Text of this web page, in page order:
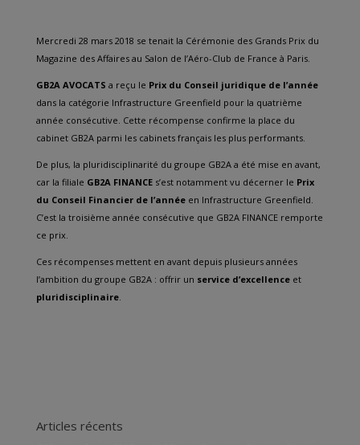
Mercredi 28 mars 2018 se tenait la Cérémonie des Grands Prix du
Magazine des Affaires au Salon de l’Aéro-Club de France à Paris.
GB2A AVOCATS a reçu le Prix du Conseil juridique de l’année
dans la catégorie Infrastructure Greenfield pour la quatrième
année consécutive. Cette récompense confirme la place du
cabinet GB2A parmi les cabinets français les plus performants.
De plus, la pluridisciplinarité du groupe GB2A a été mise en avant,
car la filiale GB2A FINANCEs’est notamment vu décerner le Prix
du Conseil Financier de l’annéeen Infrastructure Greenfield.
C’est la troisième année consécutive que GB2A FINANCE remporte
ce prix.
Ces récompenses mettent en avant depuis plusieurs années
l’ambition du groupe GB2A : offrir un service d’excellenceet
pluridisciplinaire.
Articles récents